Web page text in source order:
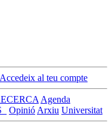
Accedeix al teu compte
Agenda
Opinió Arxiu Universitat